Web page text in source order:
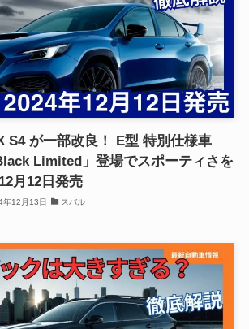
S4 が一部改良！ E型 特別仕様車
Limited」登場でスポーティさを
月12日発売
年12月13日 スバル